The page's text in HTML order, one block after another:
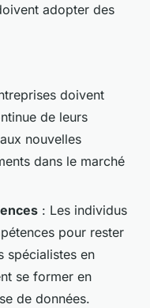
adopter des
doivent
de leurs
nouvelles
dans le marché
: Les individus
pour rester
spécialistes en
se former en
de données.